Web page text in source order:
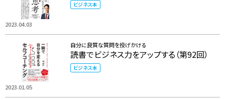
2023.04.03
ビジネス本
2023.01.05
自分に良質な質問を投げかける
読書でビジネス力をアップする（第92回）
ビジネス本